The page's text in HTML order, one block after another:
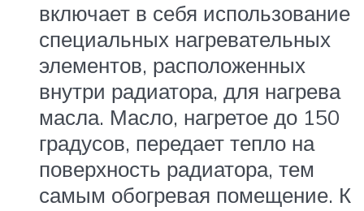
включает в себя использование
специальных нагревательных
элементов, расположенных
внутри радиатора, для нагрева
масла. Масло, нагретое до 150
градусов, передает тепло на
поверхность радиатора, тем
самым обогревая помещение. К